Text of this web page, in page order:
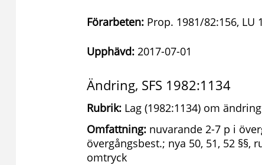
Förarbeten: Prop. 1981/82:156, LU
Upphävd: 2017-07-01
Ändring, SFS 1982:1134
Rubrik: Lag (1982:1134) om
Omfattning: nuvarande 2-7 p i
övergångsbest.; nya 50, 51, 52 §§,
omtryck